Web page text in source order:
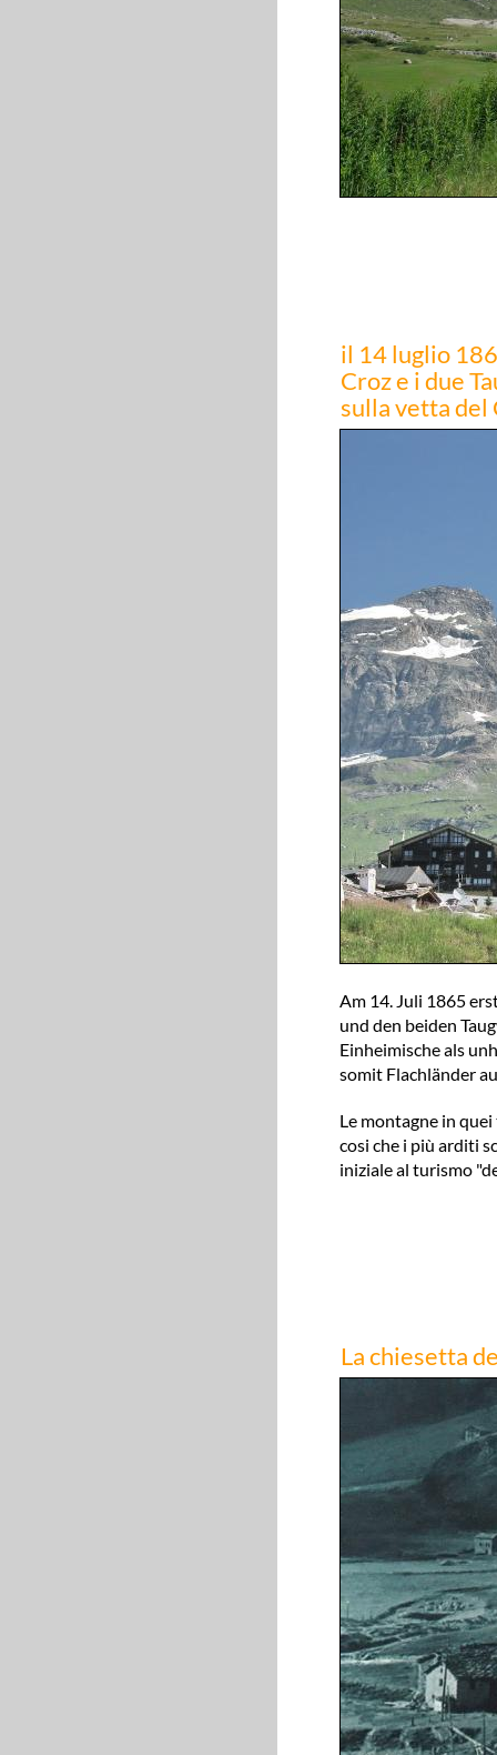
il 14 luglio
Croz e i due
sulla vetta del
Am 14. Juli 1865
und den beiden
Einheimische als
somit Flachländer
Le montagne in
cosi che i più arditi
iniziale al turismo
La chiesetta